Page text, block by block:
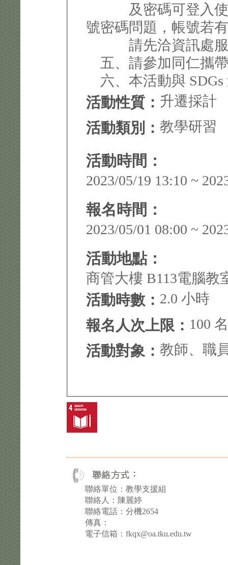
及密碼可登入使用
號密碼問題，帳號若
請先洽資訊處服
五、請參加同仁攜
六、本活動與 SDGs
活動性質： 升遷採計
活動類別： 教學研習
活動時間：
2023/05/19 13:10 ~
報名時間：
2023/05/01 08:00 ~
活動地點：
商管大樓 B113電腦教
活動時數： 2.0 小時
報名人次上限： 100 名
活動對象： 教師、職
聯絡單位：教學支援組
聯絡人：陳麗婷
聯絡電話：分機2654
傳真：
電子信箱：fkqx@oa.tku.edu.tw